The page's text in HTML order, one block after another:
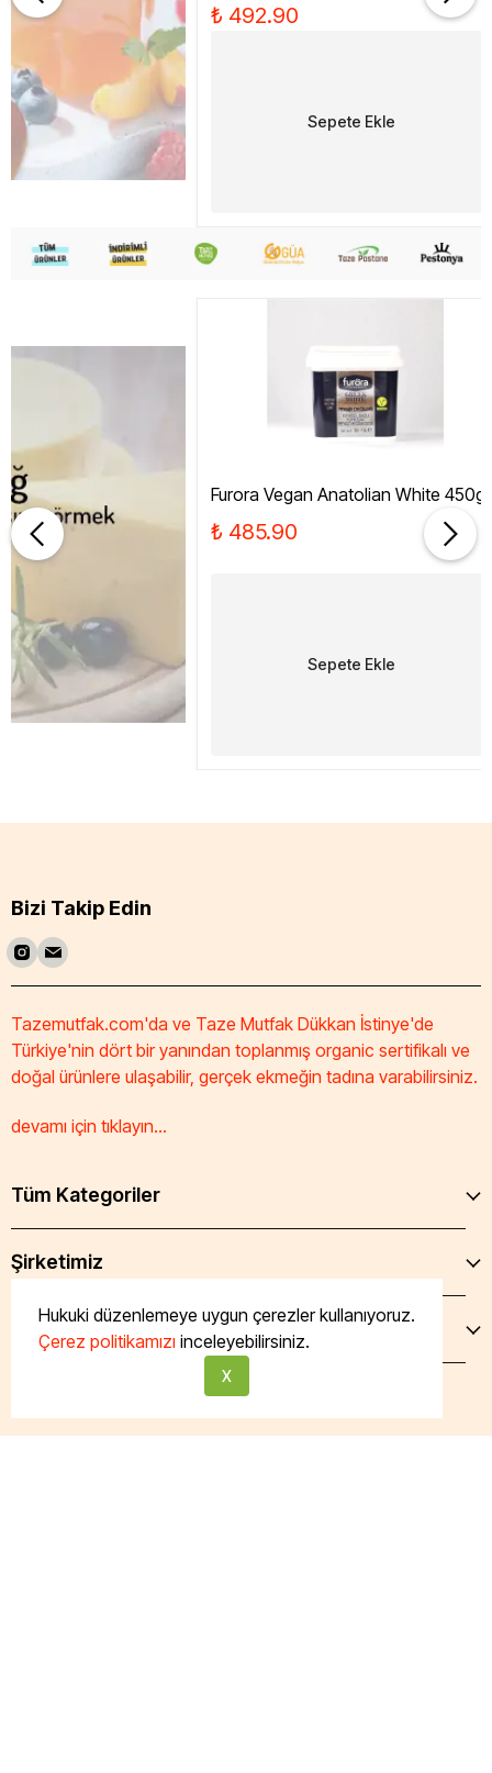
Hukuki düzenlemeye uygun çerezler kullanıyoruz.
Çerez politikamızı inceleyebilirsiniz.
X
₺ 492.90
Sepete Ekle
Furora Vegan Anatolian White 450g
₺ 485.90
Sepete Ekle
Bizi Takip Edin
Tazemutfak.com'da ve Taze Mutfak Dükkan İstinye'de
Türkiye'nin dört bir yanından toplanmış organic sertifikalı ve
doğal ürünlere ulaşabilir, gerçek ekmeğin tadına varabilirsiniz.
devamı için tıklayın...
Tüm Kategoriler
Şirketimiz
Müşteri Hizmetleri
E-posta adresinizi bırakarak yeniliklerden haberdar